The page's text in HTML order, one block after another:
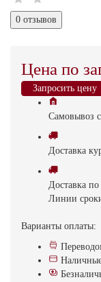
0 отзывов
Цена по
Запросить цену
Самовывоз
Доставка
Доставка
Линии
Варианты оплаты: